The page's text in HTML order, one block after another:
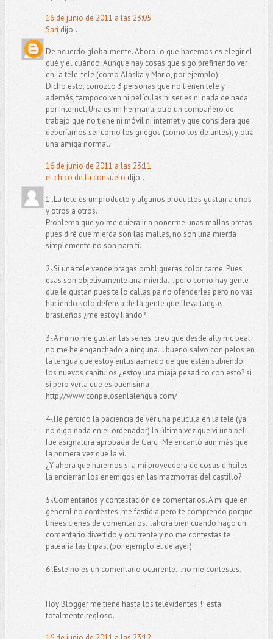
16 de junio de 2011 a las 23:05
Sari dijo...
De acuerdo globalmente. Ahora lo que hacemos es elegir el
qué y el cuándo. Aunque hay cosas que sigo prefiriendo ver
en la tele-tele (como Alaska y Mario, por ejemplo).
Dicho esto, conozco 3 personas que no tienen tele y
además, tampoco ven ni películas ni series ni nada de nada
por Internet. Una es mi hermana, otro un compañero de
trabajo que no tiene ni móvil ni internet y que considera que
deberíamos ser como los griegos (como los de antes), y otra
una amiga normal.
16 de junio de 2011 a las 23:11
el chico de la consuelo dijo...
1-.La tele es un producto y algunos productos gustan a unos
y otros a otros.
Problema que yo me quiera ir a ponerme unas mallas pretas
pues diré que mierda son las mallas, no son una mierda
simplemente no son para ti.
2-.Si una tele vende bragas ombligueras color carne. Pues
esas son objetivamente una mierda... pero como hay gente
que le gustan pues te lo callas pa no ofenderles pero no vas
haciendo solo defensa de la gente que lleva tangas
brasileños ¿me estoy liando?
3-.A mi no me gustan las series. creo que desde ally mc beal
no me he enganchado a ninguna... bueno salvo con pelos en
la lengua que estoy entusiasmado de que estén subiendo
los nuevos capitulos ¿estoy una miaja pesadico con esto? si
si pero verla que es buenisima
http://www.conpelosenlalengua.com/
4-.He perdido la paciencia de ver una pelicula en la tele (ya
no digo nada en el ordenador) la última vez que vi una peli
fue asignatura aprobada de Garci. Me encantó aun más que
la primera vez que la vi.
¿Y ahora que haremos si a mi proveedora de cosas dificiles
la encierran los enemigos en las mazmorras del castillo?
5-.Comentarios y contestación de comentarios. A mi que en
general no contestes, me fastidia pero te comprendo porque
tinees cienes de comentarios...ahora bien cuando hago un
comentario divertido y ocurrente y no me contestas te
patearía las tripas. (por ejemplo el de ayer)
6-.Este no es un comentario ocurrente...no me contestes.
Hoy Blogger me tiene hasta los televidentes!!! está
totalmente regloso.